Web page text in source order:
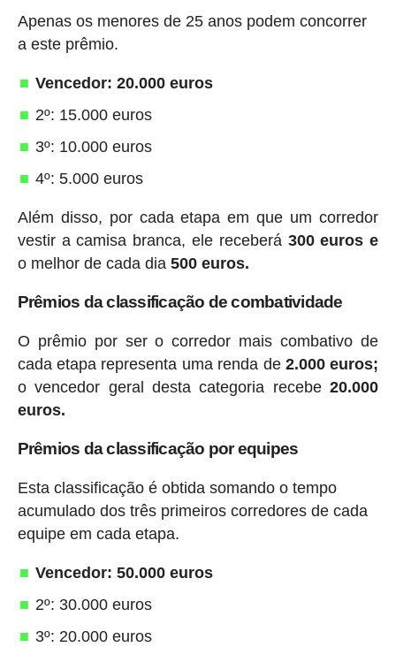
Apenas os menores de 25 anos podem concorrer
a este prêmio.
Vencedor: 20.000 euros
2º: 15.000 euros
3º: 10.000 euros
4º: 5.000 euros
Além disso, por cada etapa em que um corredor
vestir a camisa branca, ele receberá 300 euros e
o melhor de cada dia500 euros.
Prêmios da classificação de combatividade
O prêmio por ser o corredor mais combativo de
cada etapa representa uma renda de 2.000 euros;
o vencedor geral desta categoria recebe20.000
euros.
Prêmios da classificação por equipes
Esta classificação é obtida somando o tempo
acumulado dos três primeiros corredores de cada
equipe em cada etapa.
Vencedor: 50.000 euros
2º: 30.000 euros
3º: 20.000 euros